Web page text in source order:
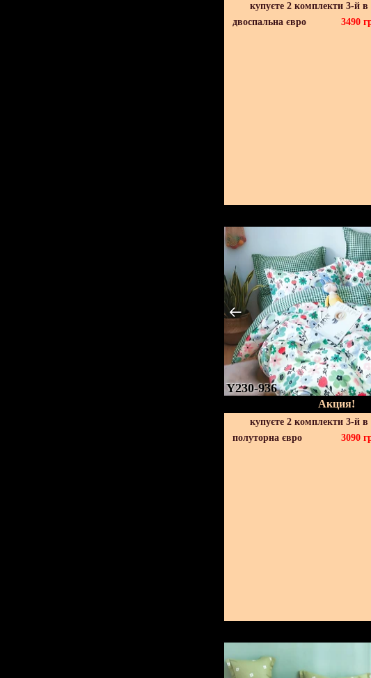
купуєте 2 комплекти 3-й в
двоспальна євро
3490
Y230-936
Акция!
купуєте 2 комплекти 3-й в
полуторна євро
3090